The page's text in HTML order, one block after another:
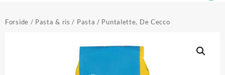
Forside / Pasta & ris / Pasta / Puntalette, De Cecco